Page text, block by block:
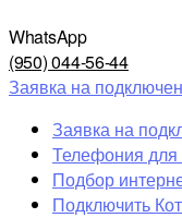
WhatsApp
(950) 044-56-44
Заявка на
Заявка на
Телефония
Подбор
Подключить